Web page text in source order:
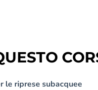
le riprese subacquee